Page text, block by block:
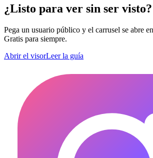
¿Listo para ver sin ser visto?
Pega un usuario público y el carrusel se abre
Gratis para siempre.
Abrir el visorLeer la guía